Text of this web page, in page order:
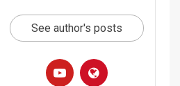
See author's posts